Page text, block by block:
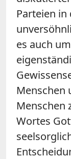
Parteien
es auch
Menschen
Menschen
Wortes